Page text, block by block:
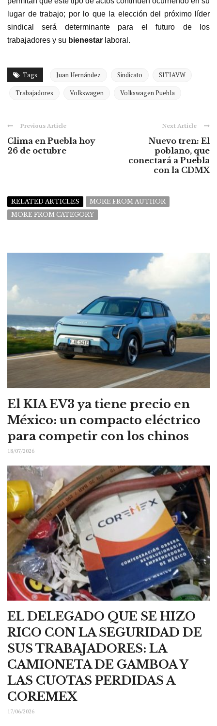
lugar de trabajo; por lo que la elección del próximo líder
sindical será determinante para el futuro de los
trabajadores y su bienestar laboral.
Tags Juan Hernández Sindicato SITIAVW
Trabajadores Volkswagen Volkswagen Puebla
Previous Article
Clima en Puebla hoy
26 de octubre
Next Article
Nuevo tren: El
poblano, que
conectará a Puebla
con la CDMX
RELATED ARTICLES
MORE FROM AUTHOR
MORE FROM CATEGORY
El KIA EV3 ya tiene precio en
México: un compacto eléctrico
para competir con los chinos
18/07/2026
EL DELEGADO QUE SE HIZO
RICO CON LA SEGURIDAD DE
SUS TRABAJADORES: LA
CAMIONETA DE GAMBOA Y
LAS CUOTAS PERDIDAS A
COREMEX
17/06/2026